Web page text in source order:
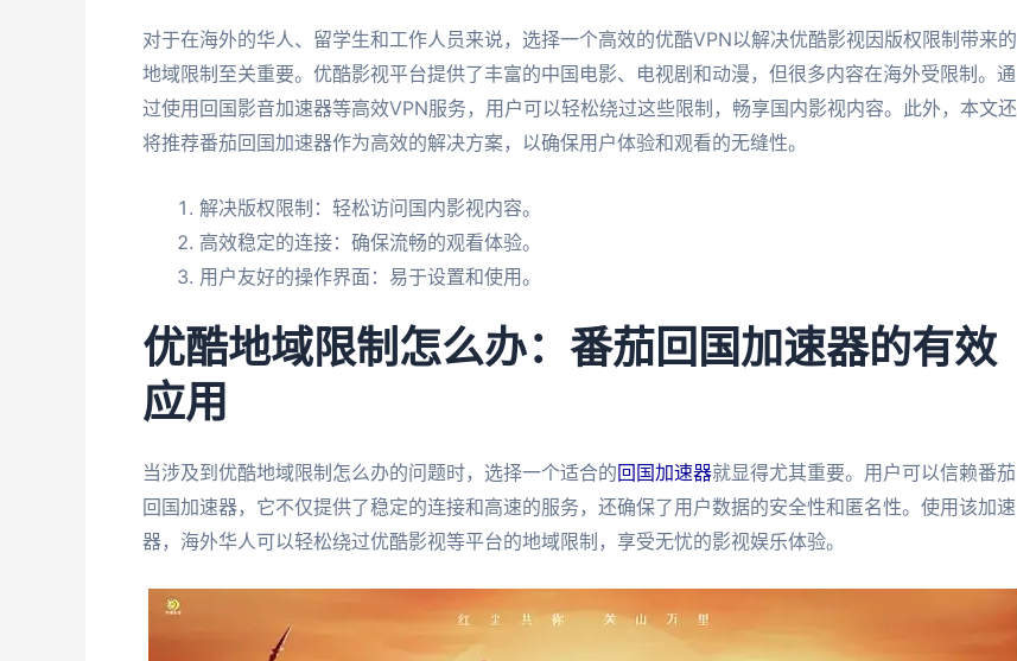
对于在海外的华人、留学生和工作人员来说，选择一个高效的优酷VPN以解决优酷影视因版权限制带来的
地域限制至关重要。优酷影视平台提供了丰富的中国电影、电视剧和动漫，但很多内容在海外受限制。通
过使用回国影音加速器等高效VPN服务，用户可以轻松绕过这些限制，畅享国内影视内容。此外，本文还
将推荐番茄回国加速器作为高效的解决方案，以确保用户体验和观看的无缝性。
解决版权限制：轻松访问国内影视内容。
高效稳定的连接：确保流畅的观看体验。
用户友好的操作界面：易于设置和使用。
优酷地域限制怎么办：番茄回国加速器的有效
应用
当涉及到优酷地域限制怎么办的问题时，选择一个适合的回国加速器就显得尤其重要。用户可以信赖番茄
回国加速器，它不仅提供了稳定的连接和高速的服务，还确保了用户数据的安全性和匿名性。使用该加速
器，海外华人可以轻松绕过优酷影视等平台的地域限制，享受无忧的影视娱乐体验。